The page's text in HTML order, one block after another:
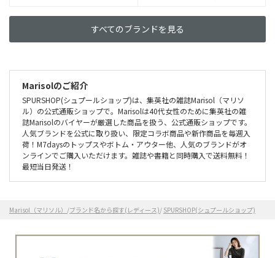
すべてのブランドを見る
Marisolのご紹介
SPURSHOP(シュプールショップ)は、集英社の雑誌Marisol（マリソ
ル）の公式通販ショップで。Marisolは40代女性のために集英社の雑
誌Marisolのバイヤーが厳選した商品を扱う、公式通販ショップです。
人気ブランドを公式に取り扱い、限定コラボ商品や新作商品を毎週入
荷！M7daysのトップスやボトム・アウター他、人気のブランドがオ
ンラインでご購入いただけます。雑誌や書籍と同時購入で送料無料！
最短当日発送！
Marisol（マリソル） /ブランド名から探す(レディース)/ SPURSHOP(シュプールショップ)